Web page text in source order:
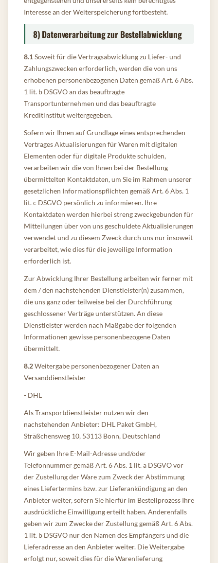
Interesse an der Weiterspeicherung fortbesteht.
8) Datenverarbeitung zur Bestellabwicklung
8.1 Soweit für die Vertragsabwicklung zu Liefer- und
Zahlungszwecken erforderlich, werden die von uns
erhobenen personenbezogenen Daten gemäß Art. 6 Abs.
1 lit. b DSGVO an das beauftragte
Transportunternehmen und das beauftragte
Kreditinstitut weitergegeben.
Sofern wir Ihnen auf Grundlage eines entsprechenden
Vertrages Aktualisierungen für Waren mit digitalen
Elementen oder für digitale Produkte schulden,
verarbeiten wir die von Ihnen bei der Bestellung
übermittelten Kontaktdaten, um Sie im Rahmen unserer
gesetzlichen Informationspflichten gemäß Art. 6 Abs. 1
lit. c DSGVO persönlich zu informieren. Ihre
Kontaktdaten werden hierbei streng zweckgebunden für
Mitteilungen über von uns geschuldete Aktualisierungen
verwendet und zu diesem Zweck durch uns nur insoweit
verarbeitet, wie dies für die jeweilige Information
erforderlich ist.
Zur Abwicklung Ihrer Bestellung arbeiten wir ferner mit
dem / den nachstehenden Dienstleister(n) zusammen,
die uns ganz oder teilweise bei der Durchführung
geschlossener Verträge unterstützen. An diese
Dienstleister werden nach Maßgabe der folgenden
Informationen gewisse personenbezogene Daten
übermittelt.
8.2Weitergabe personenbezogener Daten an
Versanddienstleister
- DHL
Als Transportdienstleister nutzen wir den
nachstehenden Anbieter: DHL Paket GmbH,
Sträßchensweg 10, 53113 Bonn, Deutschland
Wir geben Ihre E-Mail-Adresse und/oder
Telefonnummer gemäß Art. 6 Abs. 1 lit. a DSGVO vor
der Zustellung der Ware zum Zweck der Abstimmung
eines Liefertermins bzw. zur Lieferankündigung an den
Anbieter weiter, sofern Sie hierfür im Bestellprozess Ihre
ausdrückliche Einwilligung erteilt haben. Anderenfalls
geben wir zum Zwecke der Zustellung gemäß Art. 6 Abs.
1 lit. b DSGVO nur den Namen des Empfängers und die
Lieferadresse an den Anbieter weiter. Die Weitergabe
erfolgt nur, soweit dies für die Warenlieferung